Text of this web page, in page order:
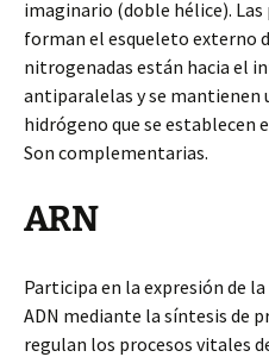
imaginario (doble hélice).
forman el esqueleto externo
nitrogenadas están hacia el
antiparalelas y se mantienen
hidrógeno que se establecen
Son complementarias.
ARN
Participa en la expresión de
ADN mediante la síntesis de
regulan los procesos vitales